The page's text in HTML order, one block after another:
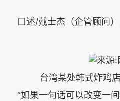
口述/戴士杰（企管顾问
台湾某处韩式炸鸡
“如果一句话可以改变一